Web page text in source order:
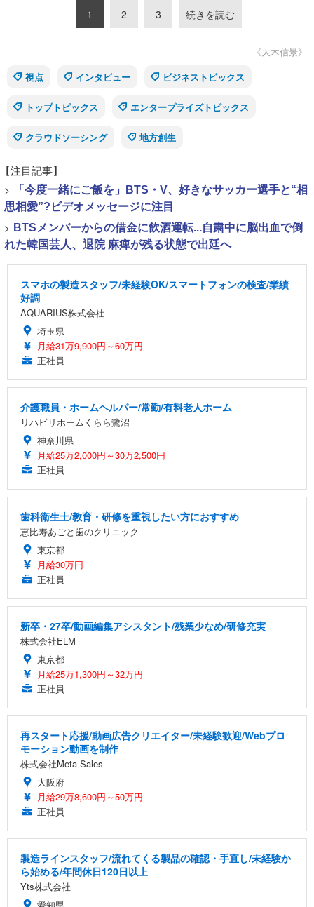
1 2 3 続きを読む
《大木信景》
視点
インタビュー ビジネストピックス
トップトピックス エンタープライズトピックス
クラウドソーシング 地方創生
【注目記事】
>
「今度一緒にご飯を」BTS・V、好きなサッカー選手と“相
思相愛”?ビデオメッセージに注目
> BTSメンバーからの借金に飲酒運転...自粛中に脳出血で倒
れた韓国芸人、退院 麻痺が残る状態で出廷へ
スマホの製造スタッフ/未経験OK/スマートフォンの検査/業績
好調
AQUARIUS株式会社
埼玉県
月給31万9,900円～60万円
正社員
介護職員・ホームヘルパー/常勤/有料老人ホーム
リハビリホームくらら鷺沼
神奈川県
月給25万2,000円～30万2,500円
正社員
歯科衛生士/教育・研修を重視したい方におすすめ
恵比寿あごと歯のクリニック
東京都
月給30万円
正社員
新卒・27卒/動画編集アシスタント/残業少なめ/研修充実
株式会社ELM
東京都
月給25万1,300円～32万円
正社員
再スタート応援/動画広告クリエイター/未経験歓迎/Webプロ
モーション動画を制作
株式会社Meta Sales
大阪府
月給29万8,600円～50万円
正社員
製造ラインスタッフ/流れてくる製品の確認・手直し/未経験か
ら始める/年間休日120日以上
Yts株式会社